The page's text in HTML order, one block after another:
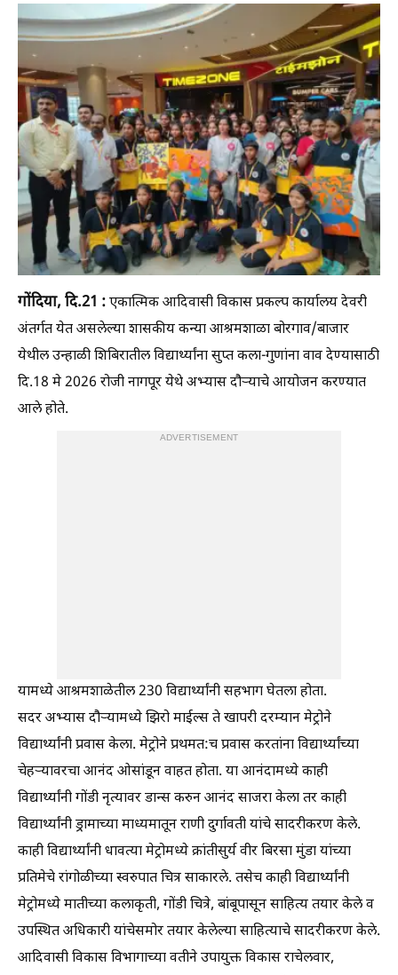
गोंदिया, दि.21 :एकात्मिक आदिवासी विकास प्रकल्प कार्यालय देवरी
अंतर्गत येत असलेल्या शासकीय कन्या आश्रमशाळा बोरगाव/बाजार
येथील उन्हाळी शिबिरातील विद्यार्थ्यांना सुप्त कला-गुणांना वाव देण्यासाठी
दि.18 मे 2026 रोजी नागपूर येथे अभ्यास दौऱ्याचे आयोजन करण्यात
आले होते.
ADVERTISEMENT
यामध्ये आश्रमशाळेतील 230 विद्यार्थ्यांनी सहभाग घेतला होता.
सदर अभ्यास दौऱ्यामध्ये झिरो माईल्स ते खापरी दरम्यान मेट्रोने
विद्यार्थ्यांनी प्रवास केला. मेट्रोने प्रथमत:च प्रवास करतांना विद्यार्थ्यांच्या
चेहऱ्यावरचा आनंद ओसांडून वाहत होता. या आनंदामध्ये काही
विद्यार्थ्यांनी गोंडी नृत्यावर डान्स करुन आनंद साजरा केला तर काही
विद्यार्थ्यांनी ड्रामाच्या माध्यमातून राणी दुर्गावती यांचे सादरीकरण केले.
काही विद्यार्थ्यांनी धावत्या मेट्रोमध्ये क्रांतीसुर्य वीर बिरसा मुंडा यांच्या
प्रतिमेचे रांगोळीच्या स्वरुपात चित्र साकारले. तसेच काही विद्यार्थ्यांनी
मेट्रोमध्ये मातीच्या कलाकृती, गोंडी चित्रे, बांबूपासून साहित्य तयार केले व
उपस्थित अधिकारी यांचेसमोर तयार केलेल्या साहित्याचे सादरीकरण केले.
आदिवासी विकास विभागाच्या वतीने उपायुक्त विकास राचेलवार,